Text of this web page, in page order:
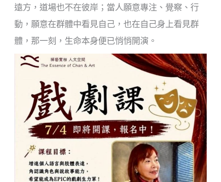
遠方，道場也不在彼岸；當人願意專注、覺察、行
動，願意在群體中看見自己，也在自己身上看見群
體，那一刻，生命本身便已悄悄開演。